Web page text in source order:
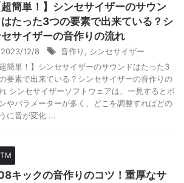
超簡単！】シンセサイザーのサウン
はたった3つの要素で出来ている？シ
セサイザーの音作りの流れ
2023/12/8 音作り
シンセサイザー
超簡単！】シンセサイザーのサウンドはたった3
要素で出来ている？シンセサイザーの音作りの
シンセサイザーソフトウェアは、一見するとボ
やパラメーターが多く、どこを調整すればどの
に音が変化 ...
キックの音作りのコツ！重厚なサ